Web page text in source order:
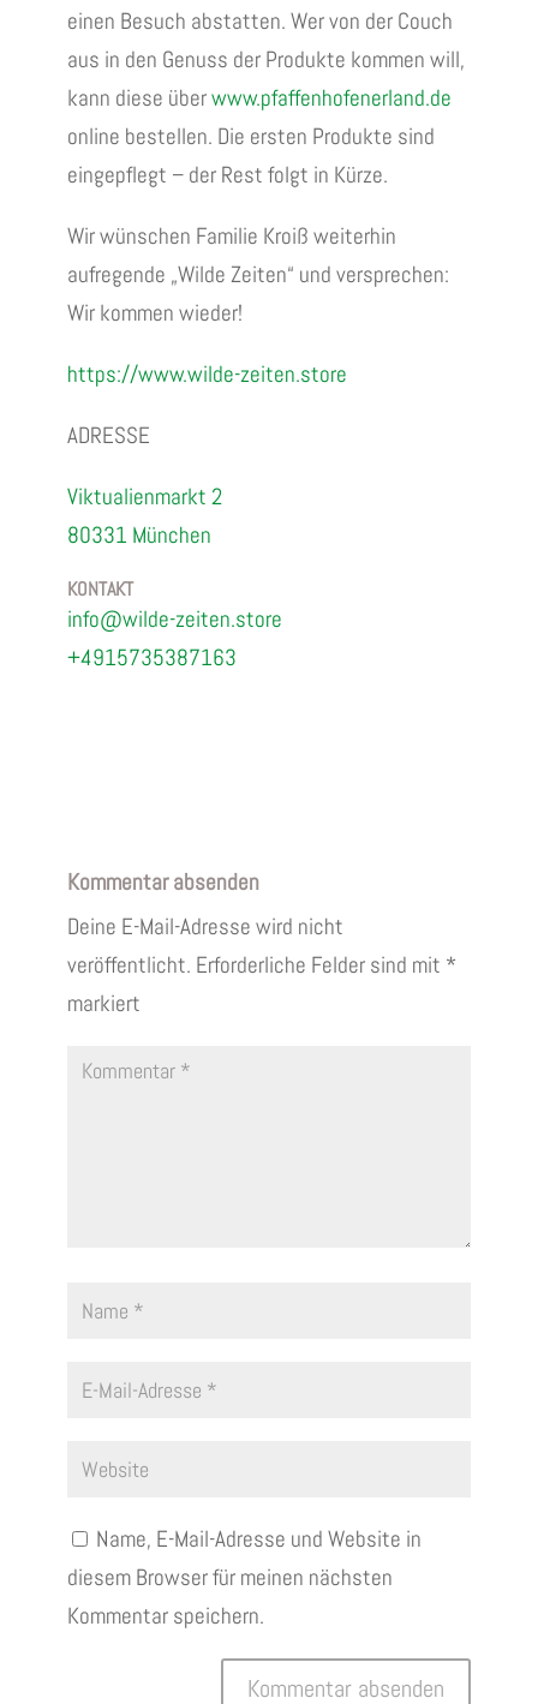
einen Besuch abstatten. Wer von der Couch
aus in den Genuss der Produkte kommen will,
kann diese überwww.pfaffenhofenerland.de
online bestellen. Die ersten Produkte sind
eingepflegt – der Rest folgt in Kürze.
Wir wünschen Familie Kroiß weiterhin
aufregende „Wilde Zeiten“ und versprechen:
Wir kommen wieder!
https://www.wilde-zeiten.store
ADRESSE
Viktualienmarkt 2
80331 München
KONTAKT
info@wilde-zeiten.store
+4915735387163
Kommentar absenden
Deine E-Mail-Adresse wird nicht
veröffentlicht. Erforderliche Felder sind mit *
markiert
Name, E-Mail-Adresse und Website in
diesem Browser für meinen nächsten
Kommentar speichern.